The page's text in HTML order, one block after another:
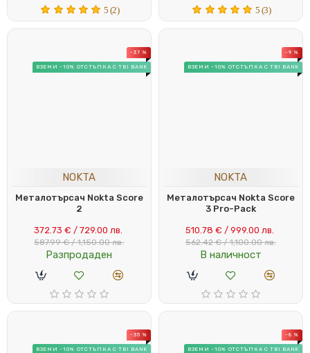
5 (2) 5 (3)
ВЗЕМИ -10% ОТСТЪПКА С TBI BANK
-37 %
NOKTA
Металотърсач Nokta Score
2
372.73 € / 729.00 лв.
587.99 € / 1,150.00 лв.
Разпродаден
ВЗЕМИ -10% ОТСТЪПКА С TBI BANK
-9 %
NOKTA
Металотърсач Nokta Score
3 Pro-Pack
510.78 € / 999.00 лв.
562.42 € / 1,100.00 лв.
В наличност
ВЗЕМИ -10% ОТСТЪПКА С TBI BANK
-35 %
ВЗЕМИ -10% ОТСТЪПКА С TBI BANK
-8 %